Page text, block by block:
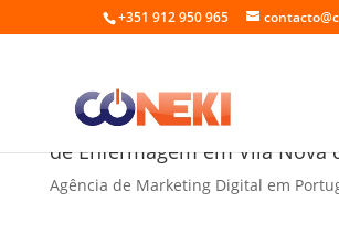
+351 912 950 965
Agência de marketing digital
de Enfermagem em Vila Nova
Agência de Marketing Digital em